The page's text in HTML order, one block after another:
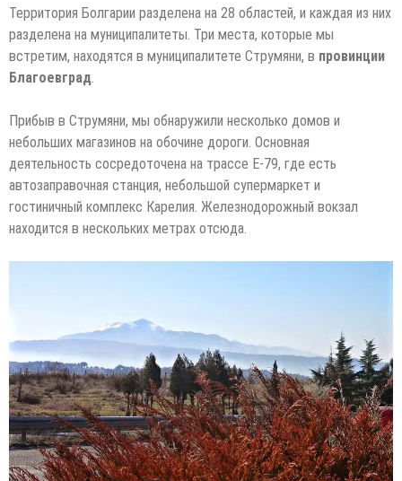
Территория Болгарии разделена на 28 областей, и каждая из них
разделена на муниципалитеты. Три места, которые мы
встретим, находятся в муниципалитете Струмяни, в провинции
Благоевград.
Прибыв в Струмяни, мы обнаружили несколько домов и
небольших магазинов на обочине дороги. Основная
деятельность сосредоточена на трассе Е-79, где есть
автозаправочная станция, небольшой супермаркет и
гостиничный комплекс Карелия. Железнодорожный вокзал
находится в нескольких метрах отсюда.